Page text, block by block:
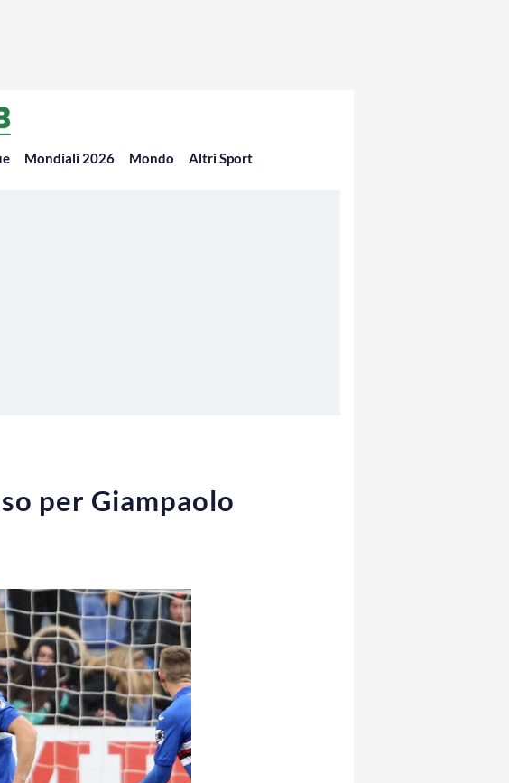
Mondiali 2026 Mondo Altri Sport
per Giampaolo